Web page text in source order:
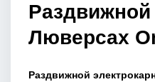
Раздвижной
Люверсах
Раздвижной